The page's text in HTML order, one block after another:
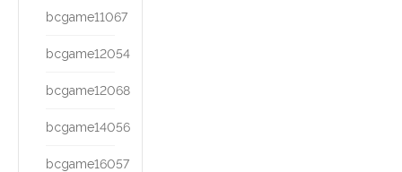
bcgame11067
bcgame12054
bcgame12068
bcgame14056
bcgame16057